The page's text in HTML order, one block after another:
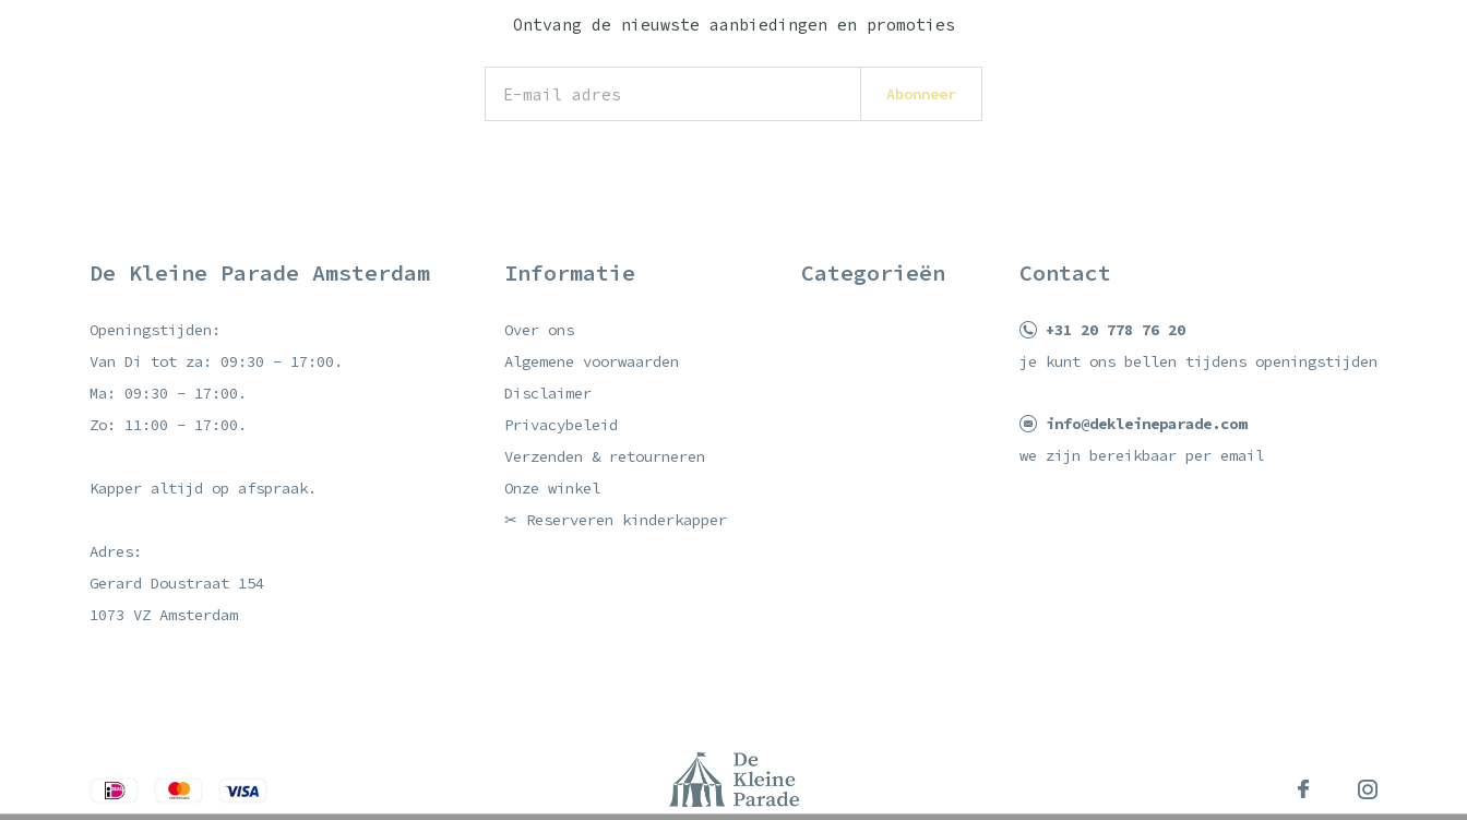
Ontvang de nieuwste aanbiedingen en promoties
Abonneer
De Kleine Parade Amsterdam
Openingstijden:
Van Di tot za: 09:30 - 17:00.
Ma: 09:30 - 17:00.
Zo: 11:00 - 17:00.
Kapper altijd op afspraak.
Adres:
Gerard Doustraat 154
1073 VZ Amsterdam
Informatie
Over ons
Algemene voorwaarden
Disclaimer
Privacybeleid
Verzenden & retourneren
Onze winkel
✂ Reserveren kinderkapper
Categorieën Contact
+31 20 778 76 20
je kunt ons bellen tijdens openingstijden
info@dekleineparade.com
we zijn bereikbaar per email